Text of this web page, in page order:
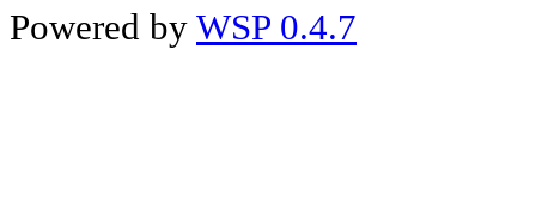
Powered by WSP 0.4.7